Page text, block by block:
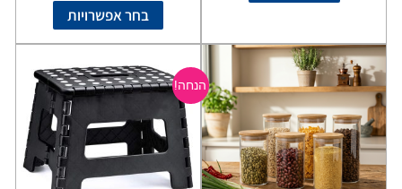
בחר אפשרויות
הנחה!
המקורי
היה:
₪69.00.
הנוכחי
הוא:
₪45.00.
זה
יש
מספר
סוגים.
ניתן
לבחור